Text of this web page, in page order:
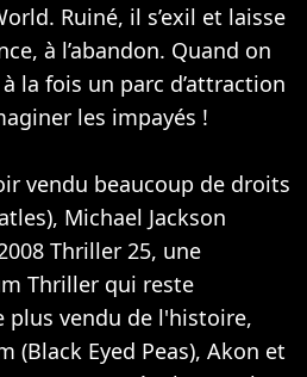
Ruiné, il s’exil et laisse
à l’abandon. Quand on
la fois un parc d’attraction
les impayés !
vendu beaucoup de droits
), Michael Jackson
Thriller 25, une
Thriller qui reste
vendu de l'histoire,
(Black Eyed Peas), Akon et